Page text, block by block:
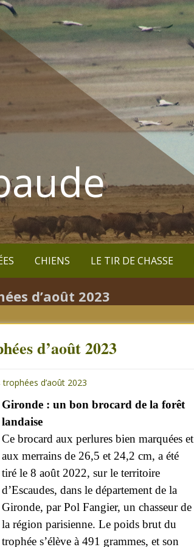
CHIENS LE TIR DE CHASSE
d’août 2023
d’août 2023
d’août 2023
Gironde : un bon brocard de la forêt
landaise
Ce brocard aux perlures bien marquées et
aux merrains de 26,5 et 24,2 cm, a été
tiré le 8 août 2022, sur le territoire
d’Escaudes, dans le département de la
Gironde, par Pol Fangier, un chasseur de
la région parisienne. Le poids brut du
trophée s’élève à 491 grammes, et son